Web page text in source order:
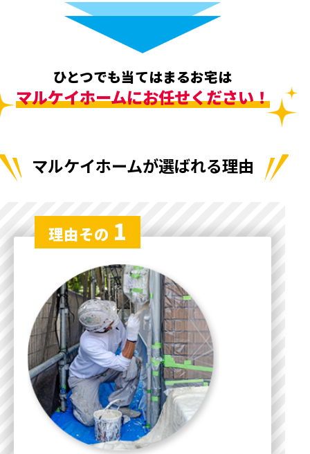
ひとつでも当てはまるお宅は
マルケイホームにお任せください！
マルケイホームが選ばれる理由
理由その 1